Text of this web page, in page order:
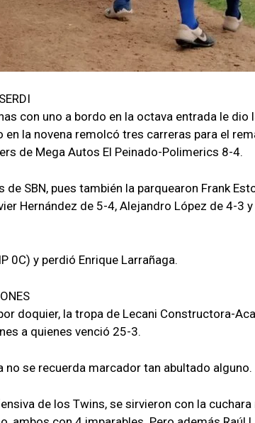
con uno a bordo en la octava entrada le dio
la novena remolcó tres carreras para el
de Mega Autos El Peinado-Polimerics 8-4.
SBN, pues también la parquearon Frank
Hernández de 5-4, Alejandro López de 4-3
0C) y perdió Enrique Larrañaga.
doquier, la tropa de Lecani Constructora-
a quienes venció 25-3.
no se recuerda marcador tan abultado alguno.
de los Twins, se sirvieron con la